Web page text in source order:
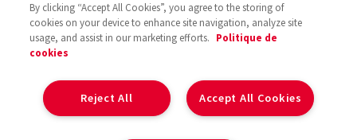
By clicking “Accept All Cookies”, you agree to the storing of
cookies on your device to enhance site navigation, analyze site
usage, and assist in our marketing efforts. Politique de
cookies
Accept All Cookies
Reject All